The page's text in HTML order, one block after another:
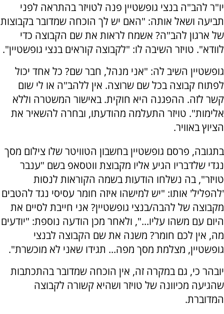
יו"ר להב"ה בנצי גופשטיין פנה לטויזר בהתראה לפני
תביעה ושאל אותה: "האם יש לך הוכחה שמדובר בקבוצות
של ארגון להב"ה? אשמח לראות את שם הקבוצה כדי
לוודא". טויזר השיבה לו: "לקבוצה קוראים בנצי גופשטיין".
גופשטיין השיב לה: "אני מנהל, חבר שם? כל אחד יכול
לפתוח קבוצה בכל שם שרוצה. אין ללהב"ה או לי שום
קשר לזה. ההפגנה היא חוקית. באישור המשטרה וללא
אלימות". טויזר התעלמה מהודעתו, ובחרה להשאיר את
הציוץ באוויר.
בתגובה, פרסם גופשטיין בחשבון הטוויטר שלו צילום מסך
נגדי שלדבריו הגיע אליו מקבוצת ווטסאפ בשם "ענבר
טויזר", בה נשלחו הודעות בשמה הקוראות לנסות
'להפליל' אותו: "יש למישהו איזה חומר עסיסי נגד להטבים
מקבוצה של להבה/בנצי גופשטיין? אני חייבת לסיים את
היום עם משהו עליו...", ולאחר מכן הודעה נוספת: "יודעים
מה, אין לכם חומר? משנה את שם הקבוצה לבנצי
גופשטיין, מצלמת מסך מפה... תגידו שאני לא מוכשרת".
יובהר כי, גם במקרה זה, אין הוכחה שמדובר בהתכתבות
שהגיעה מכיוונה של טויזר ושהיא קשורה לקבוצה
המדוברת.